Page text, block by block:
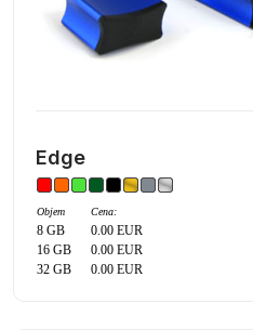
Edge
Objem Cena:
8 GB
0.00 EUR
16 GB
0.00 EUR
32 GB
0.00 EUR